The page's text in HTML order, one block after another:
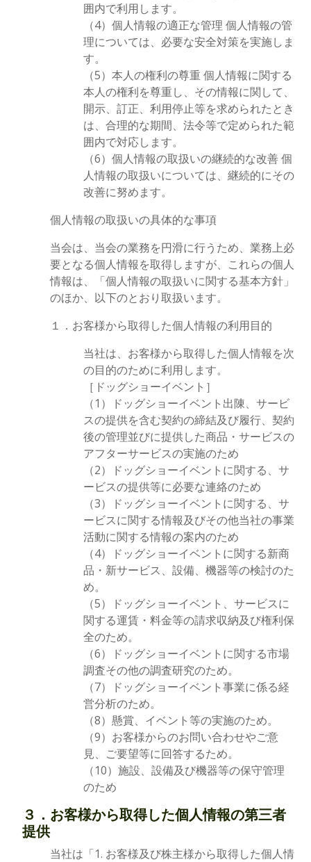
囲内で利用します。
（4）個人情報の適正な管理 個人情報の管
理については、必要な安全対策を実施しま
す。
（5）本人の権利の尊重 個人情報に関する
本人の権利を尊重し、その情報に関して、
開示、訂正、利用停止等を求められたとき
は、合理的な期間、法令等で定められた範
囲内で対応します。
（6）個人情報の取扱いの継続的な改善 個
人情報の取扱いについては、継続的にその
改善に努めます。
個人情報の取扱いの具体的な事項
当会は、当会の業務を円滑に行うため、業務上必
要となる個人情報を取得しますが、これらの個人
情報は、「個人情報の取扱いに関する基本方針」
のほか、以下のとおり取扱います。
１．お客様から取得した個人情報の利用目的
当社は、お客様から取得した個人情報を次
の目的のために利用します。
［ドッグショーイベント］
（1）ドッグショーイベント出陳、サービ
スの提供を含む契約の締結及び履行、契約
後の管理並びに提供した商品・サービスの
アフターサービスの実施のため
（2）ドッグショーイベントに関する、サ
ービスの提供等に必要な連絡のため
（3）ドッグショーイベントに関する、サ
ービスに関する情報及びその他当社の事業
活動に関する情報の案内のため
（4）ドッグショーイベントに関する新商
品・新サービス、設備、機器等の検討のた
め。
（5）ドッグショーイベント、サービスに
関する運賃・料金等の請求収納及び権利保
全のため。
（6）ドッグショーイベントに関する市場
調査その他の調査研究のため。
（7）ドッグショーイベント事業に係る経
営分析のため。
（8）懸賞、イベント等の実施のため。
（9）お客様からのお問い合わせやご意
見、ご要望等に回答するため。
（10）施設、設備及び機器等の保守管理
のため
３．お客様から取得した個人情報の第三者
提供
当社は「1. お客様及び株主様から取得した個人情